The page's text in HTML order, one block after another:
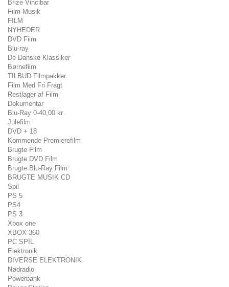
Brize Vincibar
Film-Musik
FILM
NYHEDER
DVD Film
Blu-ray
De Danske Klassiker
Børnefilm
TILBUD Filmpakker
Film Med Fri Fragt
Restlager af Film
Dokumentar
Blu-Ray 0-40,00 kr
Julefilm
DVD + 18
Kommende Premierefilm
Brugte Film
Brugte DVD Film
Brugte Blu-Ray Film
BRUGTE MUSIK CD
Spil
PS 5
PS4
PS 3
Xbox one
XBOX 360
PC SPIL
Elektronik
DIVERSE ELEKTRONIK
Nødradio
Powerbank